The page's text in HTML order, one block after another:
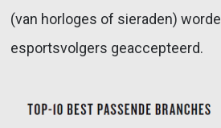
(van horloges of sieraden)
esportsvolgers geaccepteerd.